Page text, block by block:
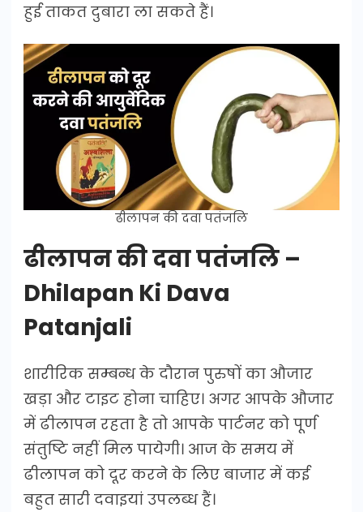
हुई ताकत दुबारा ला सकते हैं।
ढीलापन की दवा पतंजलि
ढीलापन की दवा पतंजलि –
Dhilapan Ki Dava
Patanjali
शारीरिक सम्बन्ध के दौरान पुरुषों का औजार
खड़ा और टाइट होना चाहिए। अगर आपके औजार
में ढीलापन रहता है तो आपके पार्टनर को पूर्ण
संतुष्टि नहीं मिल पायेगी। आज के समय में
ढीलापन को दूर करने के लिए बाजार में कई
बहुत सारी दवाइयां उपलब्ध हैं।